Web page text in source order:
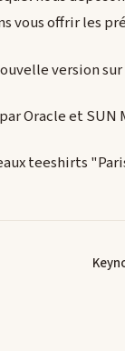
vous offrir les
version
Oracle et SUN
teeshirts